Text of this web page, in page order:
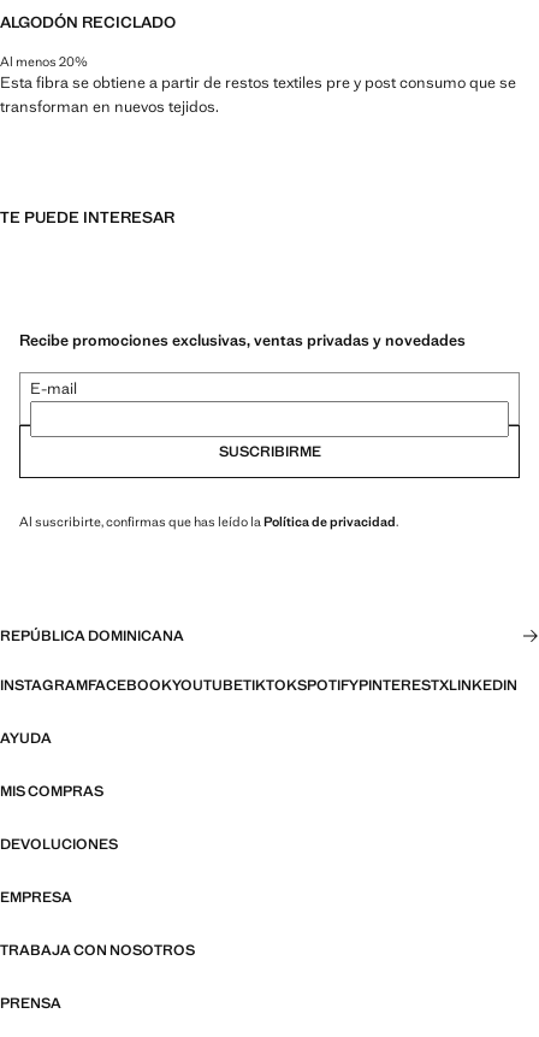
ALGODÓN RECICLADO
Al menos 20%
Esta fibra se obtiene a partir de restos textiles pre y post consumo que se
transforman en nuevos tejidos.
TE PUEDE INTERESAR
Recibe promociones exclusivas, ventas privadas y novedades
E-mail
SUSCRIBIRME
Al suscribirte, confirmas que has leído laPolítica de privacidad.
REPÚBLICA DOMINICANA
INSTAGRAMFACEBOOKYOUTUBETIKTOKSPOTIFYPINTERESTXLINKEDIN
AYUDA
MIS COMPRAS
DEVOLUCIONES
EMPRESA
TRABAJA CON NOSOTROS
PRENSA